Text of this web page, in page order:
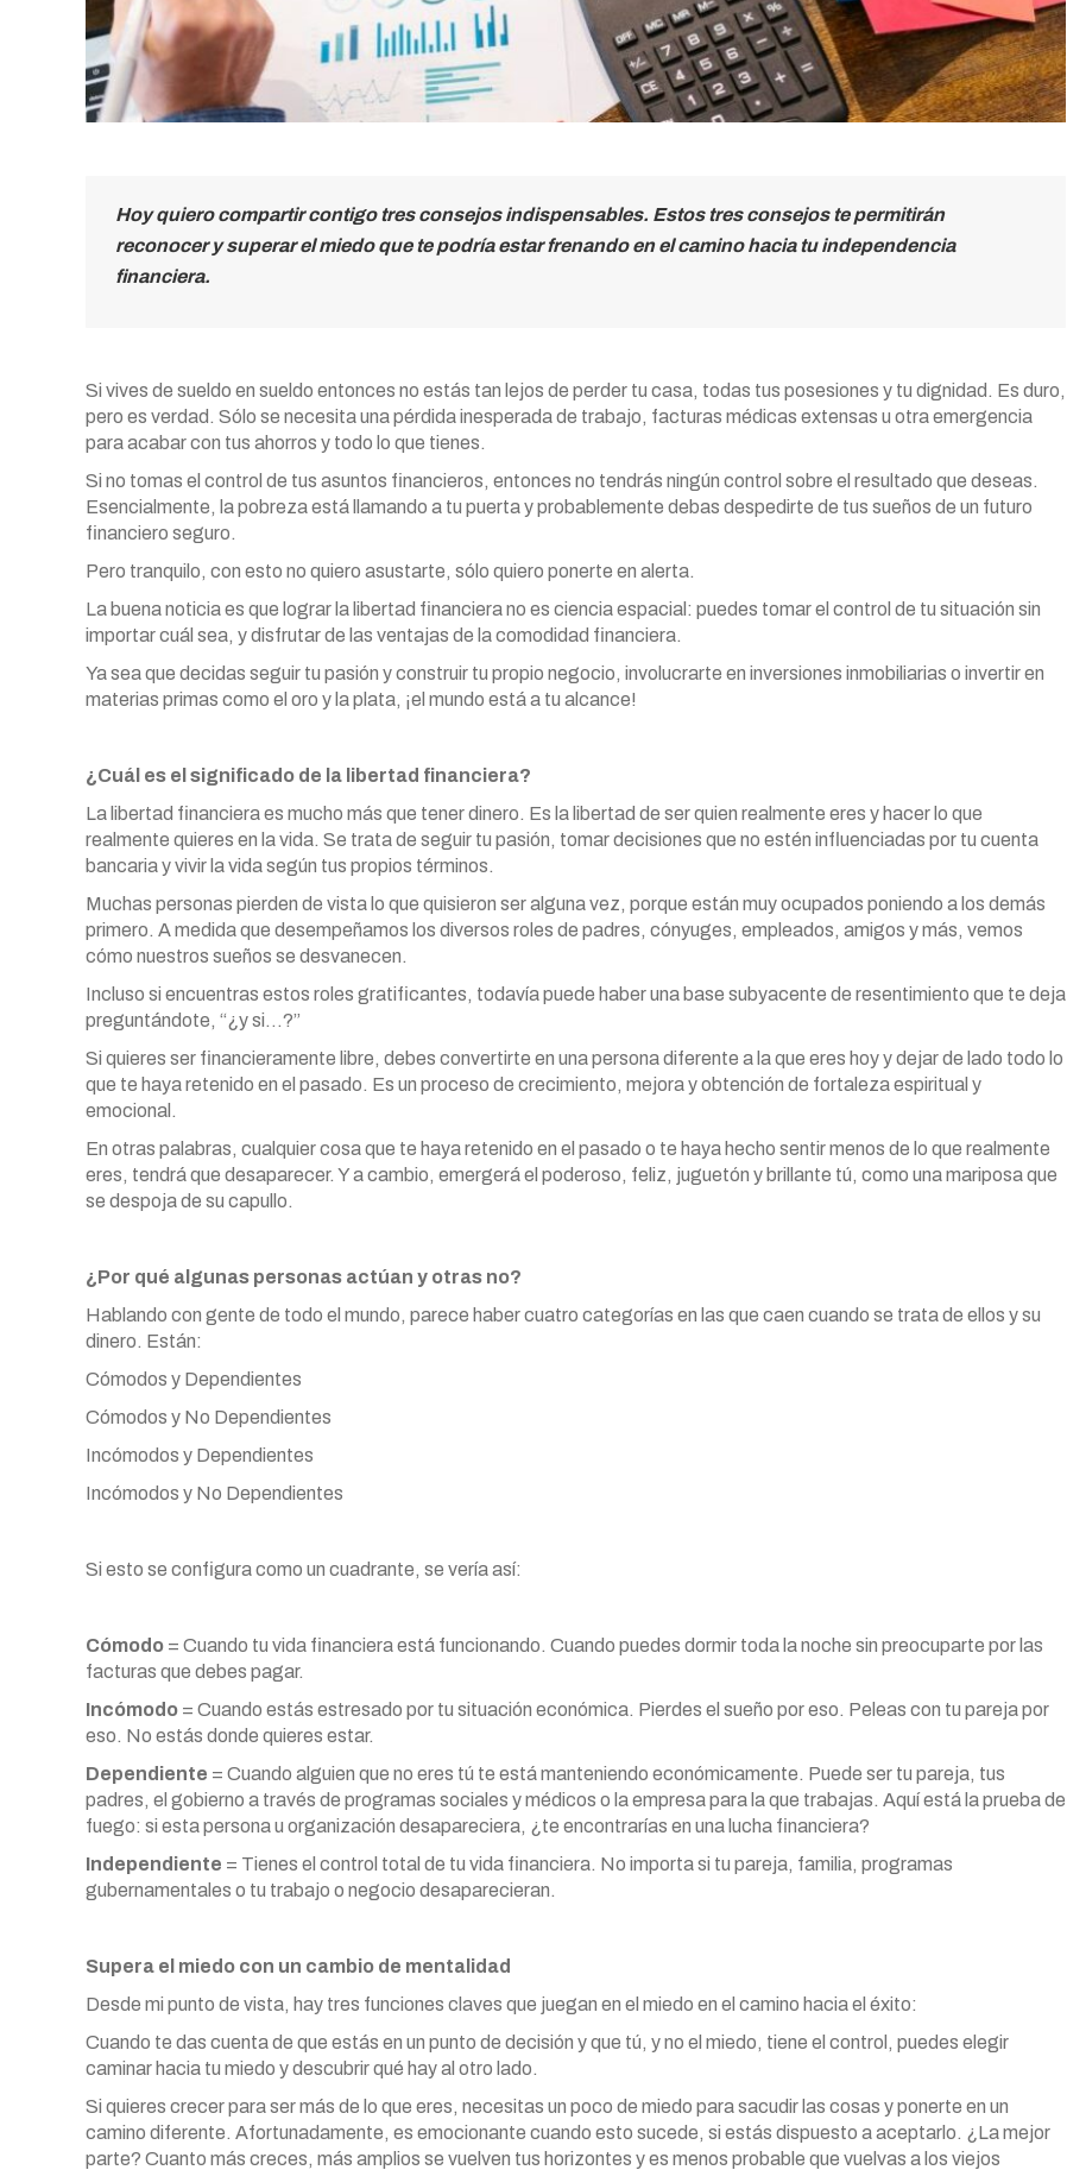
Hoy quiero compartir contigo tres consejos indispensables. Estos tres consejos te permitirán
reconocer y superar el miedo que te podría estar frenando en el camino hacia tu independencia
financiera.
Si vives de sueldo en sueldo entonces no estás tan lejos de perder tu casa, todas tus posesiones y tu dignidad. Es duro,
pero es verdad. Sólo se necesita una pérdida inesperada de trabajo, facturas médicas extensas u otra emergencia
para acabar con tus ahorros y todo lo que tienes.
Si no tomas el control de tus asuntos financieros, entonces no tendrás ningún control sobre el resultado que deseas.
Esencialmente, la pobreza está llamando a tu puerta y probablemente debas despedirte de tus sueños de un futuro
financiero seguro.
Pero tranquilo, con esto no quiero asustarte, sólo quiero ponerte en alerta.
La buena noticia es que lograr la libertad financiera no es ciencia espacial: puedes tomar el control de tu situación sin
importar cuál sea, y disfrutar de las ventajas de la comodidad financiera.
Ya sea que decidas seguir tu pasión y construir tu propio negocio, involucrarte en inversiones inmobiliarias o invertir en
materias primas como el oro y la plata, ¡el mundo está a tu alcance!
¿Cuál es el significado de la libertad financiera?
La libertad financiera es mucho más que tener dinero. Es la libertad de ser quien realmente eres y hacer lo que
realmente quieres en la vida. Se trata de seguir tu pasión, tomar decisiones que no estén influenciadas por tu cuenta
bancaria y vivir la vida según tus propios términos.
Muchas personas pierden de vista lo que quisieron ser alguna vez, porque están muy ocupados poniendo a los demás
primero. A medida que desempeñamos los diversos roles de padres, cónyuges, empleados, amigos y más, vemos
cómo nuestros sueños se desvanecen.
Incluso si encuentras estos roles gratificantes, todavía puede haber una base subyacente de resentimiento que te deja
preguntándote, “¿y si…?”
Si quieres ser financieramente libre, debes convertirte en una persona diferente a la que eres hoy y dejar de lado todo lo
que te haya retenido en el pasado. Es un proceso de crecimiento, mejora y obtención de fortaleza espiritual y
emocional.
En otras palabras, cualquier cosa que te haya retenido en el pasado o te haya hecho sentir menos de lo que realmente
eres, tendrá que desaparecer. Y a cambio, emergerá el poderoso, feliz, juguetón y brillante tú, como una mariposa que
se despoja de su capullo.
¿Por qué algunas personas actúan y otras no?
Hablando con gente de todo el mundo, parece haber cuatro categorías en las que caen cuando se trata de ellos y su
dinero. Están:
Cómodos y Dependientes
Cómodos y No Dependientes
Incómodos y Dependientes
Incómodos y No Dependientes
Si esto se configura como un cuadrante, se vería así:
Cómodo = Cuando tu vida financiera está funcionando. Cuando puedes dormir toda la noche sin preocuparte por las
facturas que debes pagar.
Incómodo = Cuando estás estresado por tu situación económica. Pierdes el sueño por eso. Peleas con tu pareja por
eso. No estás donde quieres estar.
Dependiente = Cuando alguien que no eres tú te está manteniendo económicamente. Puede ser tu pareja, tus
padres, el gobierno a través de programas sociales y médicos o la empresa para la que trabajas. Aquí está la prueba de
fuego: si esta persona u organización desapareciera, ¿te encontrarías en una lucha financiera?
Independiente = Tienes el control total de tu vida financiera. No importa si tu pareja, familia, programas
gubernamentales o tu trabajo o negocio desaparecieran.
Supera el miedo con un cambio de mentalidad
Desde mi punto de vista, hay tres funciones claves que juegan en el miedo en el camino hacia el éxito:
Cuando te das cuenta de que estás en un punto de decisión y que tú, y no el miedo, tiene el control, puedes elegir
caminar hacia tu miedo y descubrir qué hay al otro lado.
Si quieres crecer para ser más de lo que eres, necesitas un poco de miedo para sacudir las cosas y ponerte en un
camino diferente. Afortunadamente, es emocionante cuando esto sucede, si estás dispuesto a aceptarlo. ¿La mejor
parte? Cuanto más creces, más amplios se vuelven tus horizontes y es menos probable que vuelvas a los viejos